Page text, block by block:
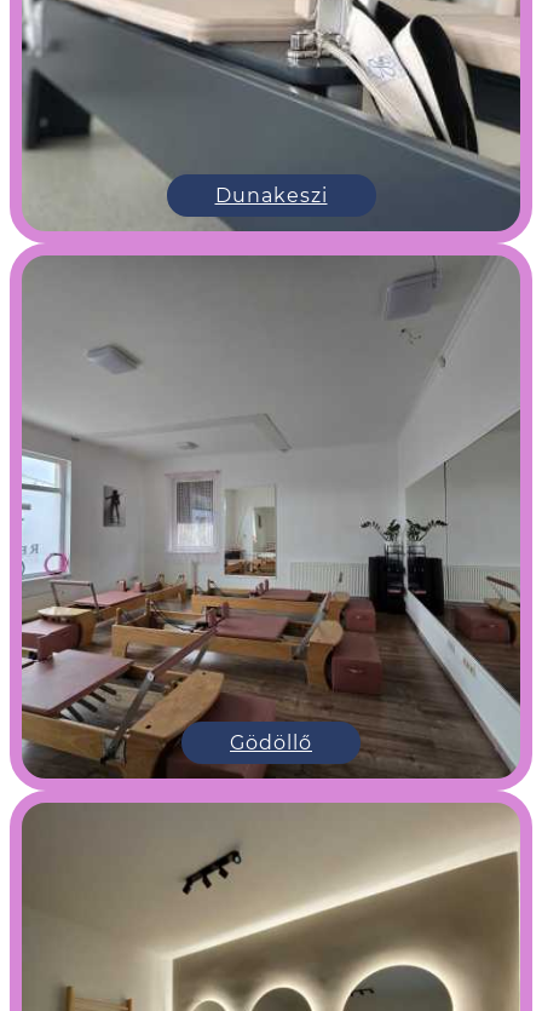
Dunakeszi
Gödöllő